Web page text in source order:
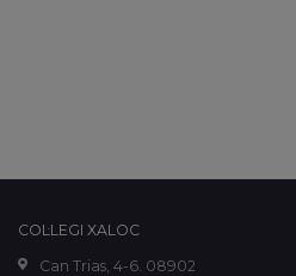
COL·LEGI XALOC
Can Trias, 4-6. 08902